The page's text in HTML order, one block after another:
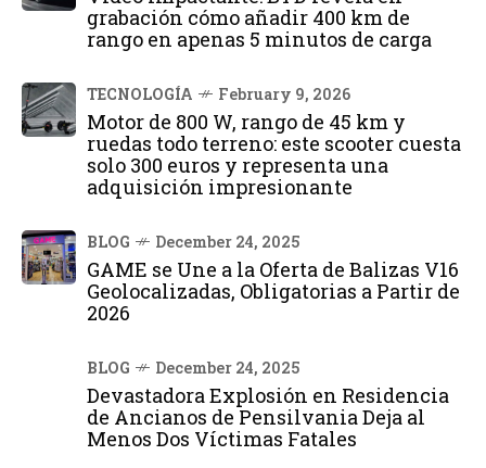
grabación cómo añadir 400 km de
rango en apenas 5 minutos de carga
TECNOLOGÍA February 9, 2026
Motor de 800 W, rango de 45 km y
ruedas todo terreno: este scooter cuesta
solo 300 euros y representa una
adquisición impresionante
BLOG December 24, 2025
GAME se Une a la Oferta de Balizas V16
Geolocalizadas, Obligatorias a Partir de
2026
BLOG December 24, 2025
Devastadora Explosión en Residencia
de Ancianos de Pensilvania Deja al
Menos Dos Víctimas Fatales